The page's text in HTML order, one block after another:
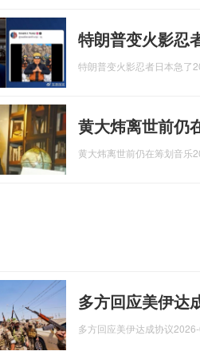
特朗普变火影忍
特朗普变火影忍者日本急了
黄大炜离世前仍
黄大炜离世前仍在筹划音乐
多方回应美伊达
多方回应美伊达成协议